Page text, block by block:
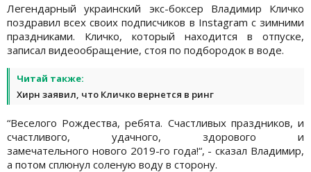
Легендарный украинский экс-боксер Владимир Кличко
поздравил всех своих подписчиков в Instagram с зимними
праздниками. Кличко, который находится в отпуске,
записал видеообращение, стоя по подбородок в воде.
Читай также:
Хирн заявил, что Кличко вернется в ринг
“Веселого Рождества, ребята. Счастливых праздников, и
счастливого, удачного, здорового и
замечательного нового 2019-го года!“, - сказал Владимир,
а потом сплюнул соленую воду в сторону.